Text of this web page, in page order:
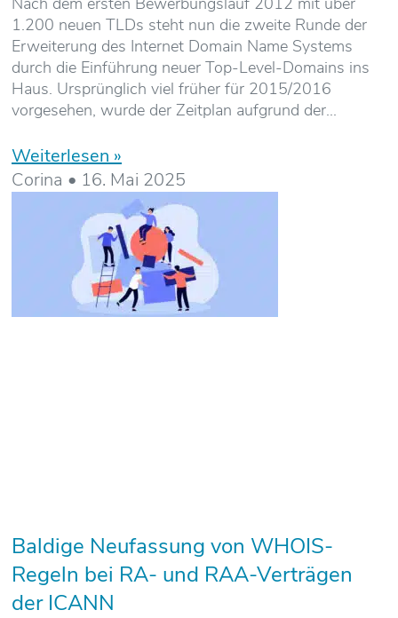
1.200 neuen TLDs steht nun die zweite Runde der
Erweiterung des Internet Domain Name Systems
durch die Einführung neuer Top-Level-Domains ins
Haus. Ursprünglich viel früher für 2015/2016
vorgesehen, wurde der Zeitplan aufgrund der
Weiterlesen »
Corina
16. Mai 2025
Baldige Neufassung von WHOIS-
Regeln bei RA- und RAA-Verträgen
der ICANN